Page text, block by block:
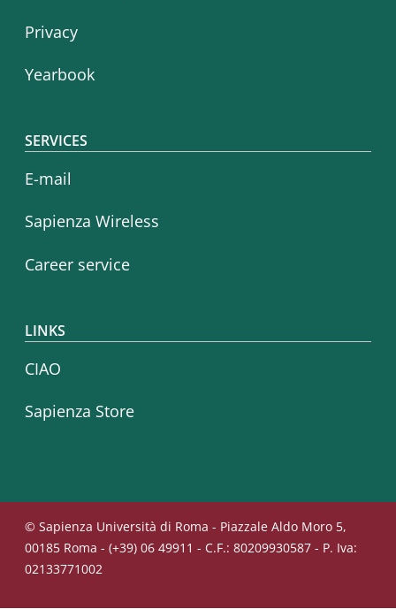
Privacy
Yearbook
SERVICES
E-mail
Sapienza Wireless
Career service
LINKS
CIAO
Sapienza Store
© Sapienza Università di Roma - Piazzale Aldo Moro 5,
00185 Roma - (+39) 06 49911 - C.F.: 80209930587 - P. Iva:
02133771002